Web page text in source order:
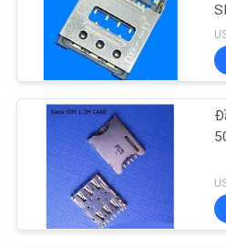
Kết nối rf